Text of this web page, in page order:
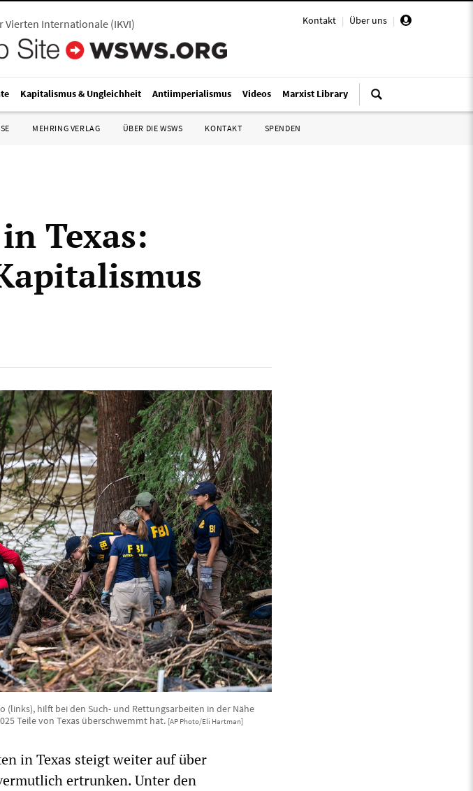
Kontakt | Über uns |
Vierten Internationale(IKVI)
Kapitalismus & Ungleichheit Antiimperialismus Videos Marxist Library
MEHRING VERLAG ÜBER DIE WSWS KONTAKT SPENDEN
Texas:
(links), hilft bei den Such- und Rettungsarbeiten in der Nähe
Teile von Texas überschwemmt hat. [AP Photo/Eli Hartman]
in Texas steigt weiter auf über
ertrunken. Unter den